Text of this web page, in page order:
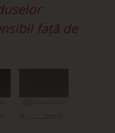
față de